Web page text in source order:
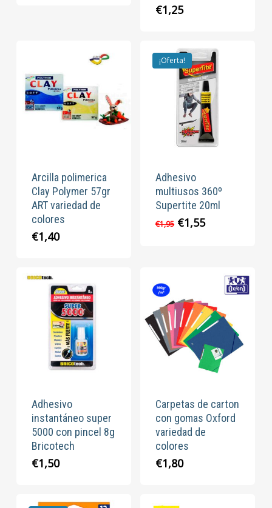
€1,25
Arcilla polimerica
Clay Polymer 57gr
ART variedad de
colores
€1,40
¡Oferta!
Adhesivo
multiusos 360º
Supertite 20ml
€1,95 El
€1,55El
€1,55.
Adhesivo
instantáneo super
5000 con pincel 8g
Bricotech
€1,50
Carpetas de carton
con gomas Oxford
variedad de
colores
€1,80